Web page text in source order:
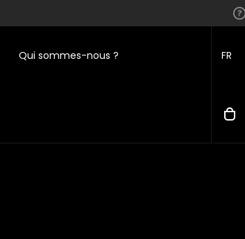
Qui sommes-nous ? FR